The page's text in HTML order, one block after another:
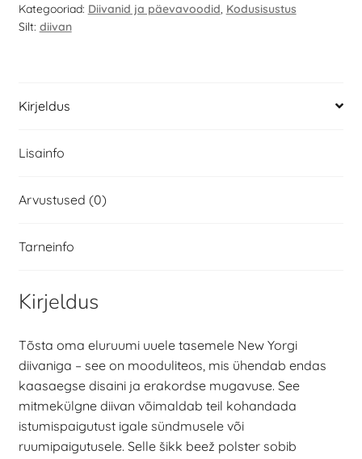
Kategooriad: Diivanid ja päevavoodid, Kodusisustus
Silt: diivan
Kirjeldus
Lisainfo
Arvustused (0)
Tarneinfo
Kirjeldus
Tõsta oma eluruumi uuele tasemele New Yorgi
diivaniga – see on mooduliteos, mis ühendab endas
kaasaegse disaini ja erakordse mugavuse. See
mitmekülgne diivan võimaldab teil kohandada
istumispaigutust igale sündmusele või
ruumipaigutusele. Selle šikk beež polster sobib